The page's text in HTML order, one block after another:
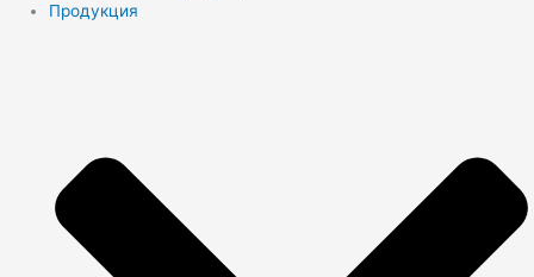
Продукция